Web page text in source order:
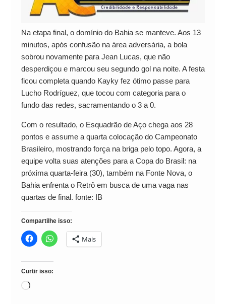
Na etapa final, o domínio do Bahia se manteve. Aos 13
minutos, após confusão na área adversária, a bola
sobrou novamente para Jean Lucas, que não
desperdiçou e marcou seu segundo gol na noite. A festa
ficou completa quando Kayky fez ótimo passe para
Lucho Rodríguez, que tocou com categoria para o
fundo das redes, sacramentando o 3 a 0.
Com o resultado, o Esquadrão de Aço chega aos 28
pontos e assume a quarta colocação do Campeonato
Brasileiro, mostrando força na briga pelo topo. Agora, a
equipe volta suas atenções para a Copa do Brasil: na
próxima quarta-feira (30), também na Fonte Nova, o
Bahia enfrenta o Retrô em busca de uma vaga nas
quartas de final. fonte: IB
Compartilhe isso:
Mais
Curtir isso:
Carregando...